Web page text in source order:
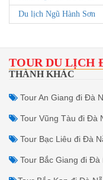
Du lịch tắm bùn khoáng
Du lịch Quảng Bình
Du lịch Quảng Trị
Du lịch Hội An
Du lịch Cù Lao Chàm
Du lịch Đảo Lý Sơn
Kinh Nghiệm Du Lịch